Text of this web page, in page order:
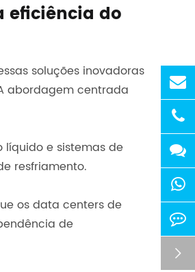
eficiência do
soluções inovadoras
abordagem centrada
líquido e sistemas de
resfriamento.
os data centers de
de
